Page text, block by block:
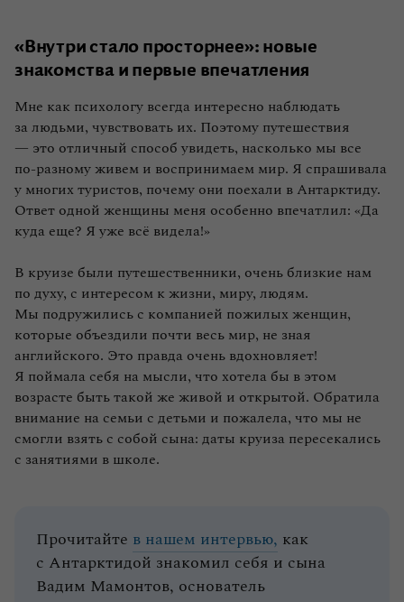
«Внутри стало просторнее»: новые
знакомства и первые впечатления
Мне как психологу всегда интересно наблюдать
за людьми, чувствовать их. Поэтому путешествия
— это отличный способ увидеть, насколько мы все
по‑разному живем и воспринимаем мир. Я спрашивала
у многих туристов, почему они поехали в Антарктиду.
Ответ одной женщины меня особенно впечатлил: «Да
куда еще? Я уже всё видела!»
В круизе были путешественники, очень близкие нам
по духу, с интересом к жизни, миру, людям.
Мы подружились с компанией пожилых женщин,
которые объездили почти весь мир, не зная
английского. Это правда очень вдохновляет!
Я поймала себя на мысли, что хотела бы в этом
возрасте быть такой же живой и открытой. Обратила
внимание на семьи с детьми и пожалела, что мы не
смогли взять с собой сына: даты круиза пересекались
с занятиями в школе.
Прочитайте в нашем интервью, как
с Антарктидой знакомил себя и сына
Вадим Мамонтов, основатель